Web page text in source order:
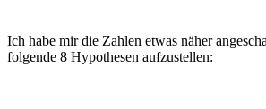
Ich habe mir die Zahlen etwas näher
folgende 8 Hypothesen aufzustellen: